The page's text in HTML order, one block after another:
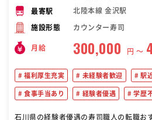
最寄駅 北陸本線 金沢駅
施設形態 カウンター寿司
月給 300,000 円 〜
福利厚生充実 未経験者歓迎 駅
食事手当あり 経験者優遇 学歴
石川県の経験者優遇の寿司職人の転職おすすめ